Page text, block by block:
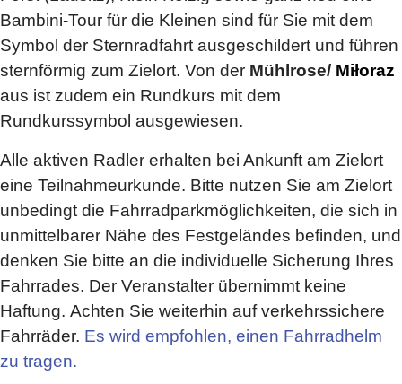
Bambini-Tour für die Kleinen sind für Sie mit dem
Symbol der Sternradfahrt ausgeschildert und führen
sternförmig zum Zielort. Von der Mühlrose/ Miłoraz
aus ist zudem ein Rundkurs mit dem
Rundkurssymbol ausgewiesen.
Alle aktiven Radler erhalten bei Ankunft am Zielort
eine Teilnahmeurkunde. Bitte nutzen Sie am Zielort
unbedingt die Fahrradparkmöglichkeiten, die sich in
unmittelbarer Nähe des Festgeländes befinden, und
denken Sie bitte an die individuelle Sicherung Ihres
Fahrrades. Der Veranstalter übernimmt keine
Haftung. Achten Sie weiterhin auf verkehrssichere
Fahrräder. Es wird empfohlen, einen Fahrradhelm
zu tragen.